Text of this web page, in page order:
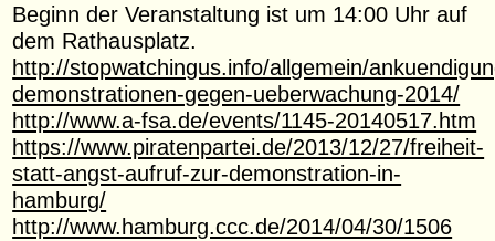
Beginn der Veranstaltung ist um 14:00 Uhr auf
dem Rathausplatz.
http://stopwatchingus.info/allgemein/
demonstrationen-gegen-ueberwachung-2014/
http://www.a-fsa.de/events/1145-20140517.htm
https://www.piratenpartei.de/2013/12/27/freiheit-
statt-angst-aufruf-zur-demonstration-in-
hamburg/
http://www.hamburg.ccc.de/2014/04/30/1506